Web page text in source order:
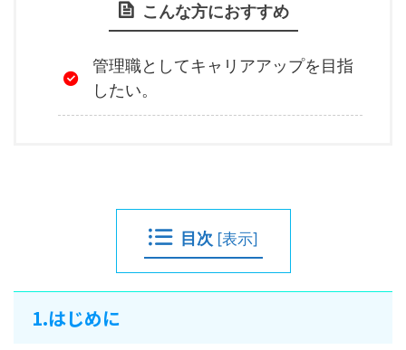
こんな方におすすめ
管理職としてキャリアアップを目指
したい。
目次 [表示]
1.はじめに